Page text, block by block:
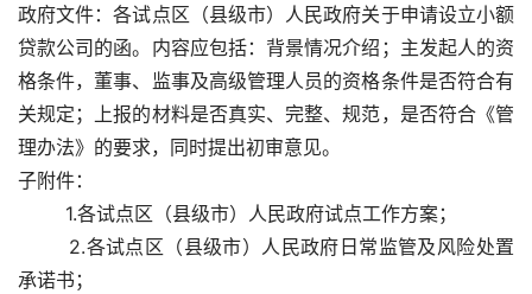
政府文件：各试点区（县级市）人民政府关于申请设立小额
贷款公司的函。内容应包括：背景情况介绍；主发起人的资
格条件，董事、监事及高级管理人员的资格条件是否符合有
关规定；上报的材料是否真实、完整、规范，是否符合《管
理办法》的要求，同时提出初审意见。
子附件：
1.各试点区（县级市）人民政府试点工作方案；
承诺书；